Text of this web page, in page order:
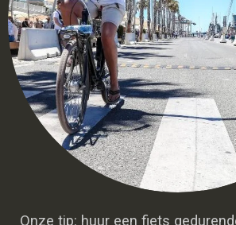
Onze tip: huur een fiets